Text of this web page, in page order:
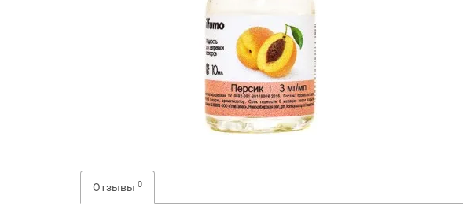
Отзывы 0